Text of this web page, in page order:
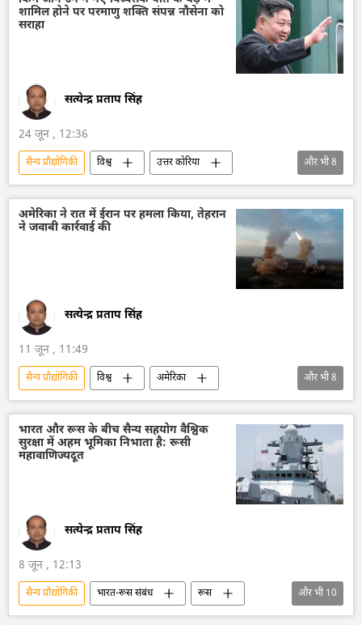
शामिल होने पर परमाणु शक्ति संपन्न नौसेना को
सराहा
सत्येन्द्र प्रताप सिंह
24 जून , 12:36
सैन्य प्रौद्योगिकी विश्व
उत्तर कोरिया
सैन्य तकनीक
जहाजी बेड़ा
किम जोंग उन
परमाणु हथियार
परमाणु पनडुब्बी
और भी8
अमेरिका ने रात में ईरान पर हमला किया, तेहरान
ने जवाबी कार्रवाई की
सत्येन्द्र प्रताप सिंह
11 जून , 11:49
सैन्य प्रौद्योगिकी विश्व
अमेरिका
अमेरिका-इजराइल-ईरान युद्ध
ईरान
सैन्य तकनीक
सैन्य सहायता
सैन्य तकनीकी सहयोग
वायु रक्षा
और भी8
भारत और रूस के बीच सैन्य सहयोग वैश्विक
सुरक्षा में अहम भूमिका निभाता है: रूसी
महावाणिज्यदूत
सत्येन्द्र प्रताप सिंह
8 जून , 12:13
सैन्य प्रौद्योगिकी भारत-रूस संबंध
रूस
भारत
रूसी सैन्य तकनीक
सैन्य तकनीक
और भी10